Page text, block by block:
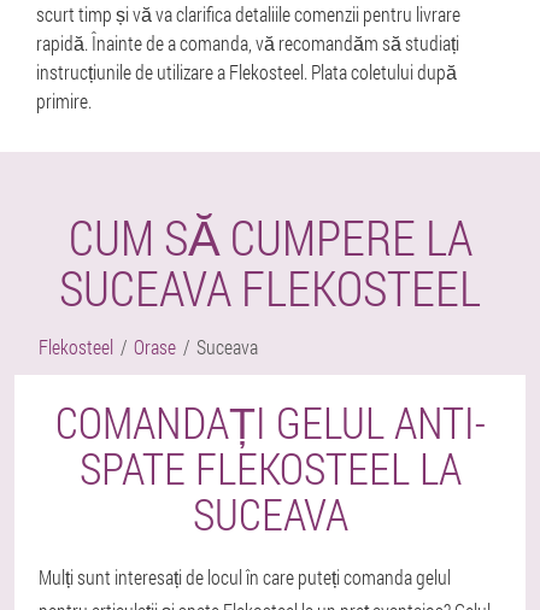
scurt timp și vă va clarifica detaliile comenzii pentru livrare
rapidă. Înainte de a comanda, vă recomandăm să studiați
instrucțiunile de utilizare a Flekosteel. Plata coletului după
primire.
CUM SĂ CUMPERE LA
SUCEAVA FLEKOSTEEL
Flekosteel Orase Suceava
COMANDAȚI GELUL ANTI-
SPATE FLEKOSTEEL LA
SUCEAVA
Mulți sunt interesați de locul în care puteți comanda gelul